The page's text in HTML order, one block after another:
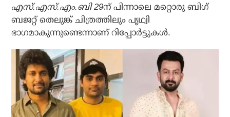
എസ്.എസ്.എം.ബി 29ന് പിന്നാലെ മറ്റൊരു ബിഗ്
ബജറ്റ് തെലുങ്ക് ചിത്രത്തിലും പൃഥ്വി
ഭാഗമാകുന്നുണ്ടെന്നാണ് റിപ്പോര്‍ട്ടുകള്‍.